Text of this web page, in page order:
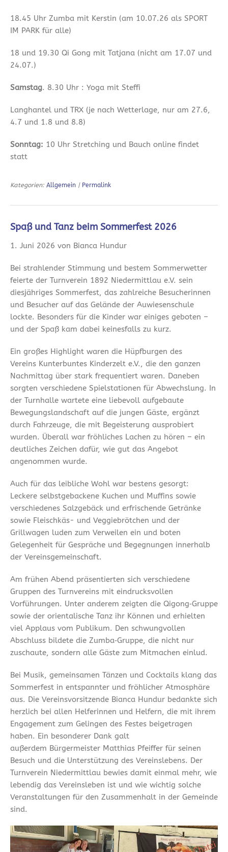
18.45 Uhr Zumba mit Kerstin (am 10.07.26 als SPORT
IM PARK für alle)
18 und 19.30 Qi Gong mit Tatjana (nicht am 17.07 und
24.07.)
Samstag. 8.30 Uhr : Yoga mit Steffi
Langhantel und TRX (je nach Wetterlage, nur am 27.6,
4.7 und 1.8 und 8.8)
Sonntag: 10 Uhr Stretching und Bauch online findet
statt
Kategorien: Allgemein | Permalink
Spaß und Tanz beim Sommerfest 2026
1. Juni 2026 von Bianca Hundur
Bei strahlender Stimmung und bestem Sommerwetter
feierte der Turnverein 1892 Niedermittlau e.V. sein
diesjähriges Sommerfest, das zahlreiche Besucherinnen
und Besucher auf das Gelände der Auwiesenschule
lockte. Besonders für die Kinder war einiges geboten –
und der Spaß kam dabei keinesfalls zu kurz.
Ein großes Highlight waren die Hüpfburgen des
Vereins Kunterbuntes Kinderzelt e.V., die den ganzen
Nachmittag über stark frequentiert waren. Daneben
sorgten verschiedene Spielstationen für Abwechslung. In
der Turnhalle wartete eine liebevoll aufgebaute
Bewegungslandschaft auf die jungen Gäste, ergänzt
durch Fahrzeuge, die mit Begeisterung ausprobiert
wurden. Überall war fröhliches Lachen zu hören – ein
deutliches Zeichen dafür, wie gut das Angebot
angenommen wurde.
Auch für das leibliche Wohl war bestens gesorgt:
Leckere selbstgebackene Kuchen und Muffins sowie
verschiedenes Salzgebäck und erfrischende Getränke
sowie Fleischkäs- und Veggiebrötchen und der
Grillwagen luden zum Verweilen ein und boten
Gelegenheit für Gespräche und Begegnungen innerhalb
der Vereinsgemeinschaft.
Am frühen Abend präsentierten sich verschiedene
Gruppen des Turnvereins mit eindrucksvollen
Vorführungen. Unter anderem zeigten die Qigong‑Gruppe
sowie der orientalische Tanz ihr Können und erhielten
viel Applaus vom Publikum. Den schwungvollen
Abschluss bildete die Zumba‑Gruppe, die nicht nur
zuschaute, sondern alle Gäste zum Mitmachen einlud.
Bei Musik, gemeinsamen Tänzen und Cocktails klang das
Sommerfest in entspannter und fröhlicher Atmosphäre
aus. Die Vereinsvorsitzende Bianca Hundur bedankte sich
herzlich bei allen Helferinnen und Helfern, die mit ihrem
Engagement zum Gelingen des Festes beigetragen
haben. Ein besonderer Dank galt
außerdem Bürgermeister Matthias Pfeiffer für seinen
Besuch und die Unterstützung des Vereinslebens. Der
Turnverein Niedermittlau bewies damit einmal mehr, wie
lebendig das Vereinsleben ist und wie wichtig solche
Veranstaltungen für den Zusammenhalt in der Gemeinde
sind.